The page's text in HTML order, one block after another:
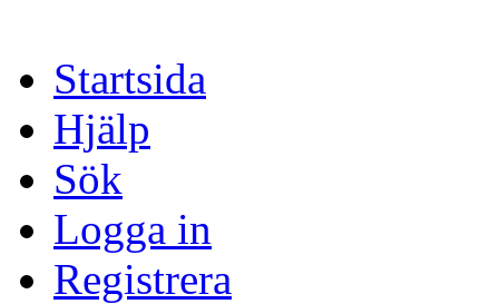
Startsida
Hjälp
Sök
Logga in
Registrera